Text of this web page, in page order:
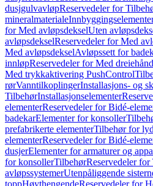
dusjgulvavløpReservedeler for
mineralmateriale
for Med avløpsdekselUten
avløpsdekselReservedeler for Med
Med avløpsdekselAvløpssett for
innløpReservedeler for Med
Med trykkaktivering PushControl
rørVanntilkoplingerInstallasjons- og
TilbehørInstallasjonselementer
elementerReservedeler for Bidé-
badekarElementer for konsoller
prefabrikerte elementerTilbehør for
elementerReservedeler for Bidé-
dusjerElementer for armaturer og
for konsollerTilbehørReservedeler
avløpssystemerUtenpåliggende
toppHøythengendeReservedeler for